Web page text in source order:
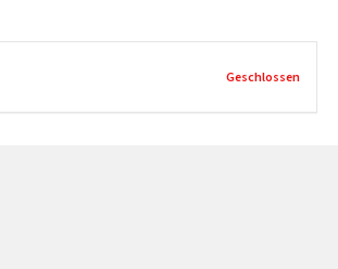
Geschlossen